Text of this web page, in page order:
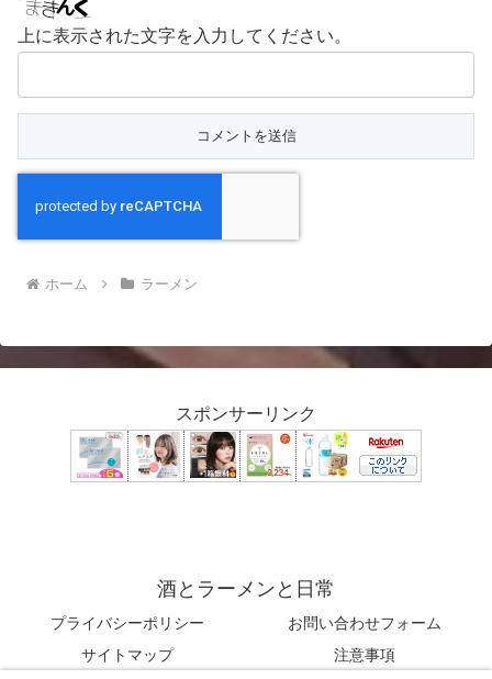
上に表示された文字を入力してください。
ホーム ラーメン
スポンサーリンク
酒とラーメンと日常
プライバシーポリシー
お問い合わせフォーム
サイトマップ
注意事項